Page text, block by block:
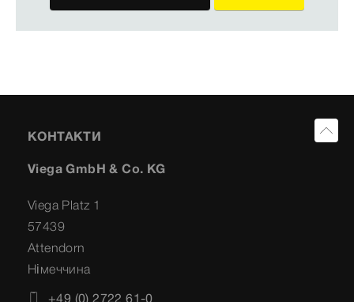
КОНТАКТИ
Viega GmbH & Co. KG
Viega Platz 1
57439
Attendorn
Німеччина
+49 (0) 2722 61-0